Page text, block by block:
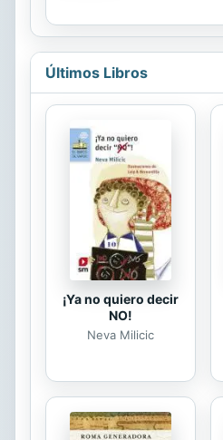
Mundial de la
finalidad
espiritual de
evangelio del
mundo, para
naciones; y
Últimos Libros
¡Ya no quiero decir
NO!
Neva Milicic